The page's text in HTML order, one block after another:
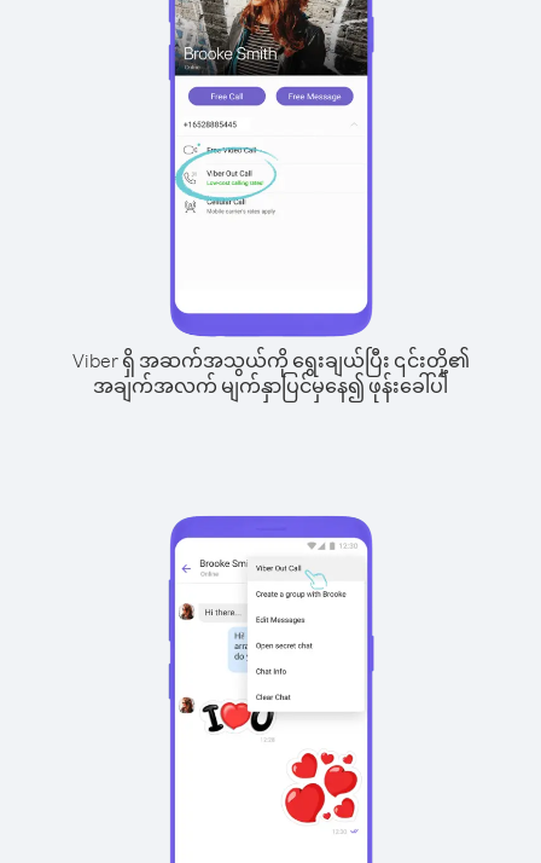
Viber ရှိ အဆက်အသွယ်ကို ရွေးချယ်ပြီး ၎င်းတို့၏
အချက်အလက် မျက်နှာပြင်မှနေ၍ ဖုန်းခေါ်ပါ